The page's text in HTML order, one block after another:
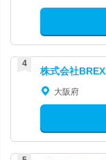
株式会社
大阪府